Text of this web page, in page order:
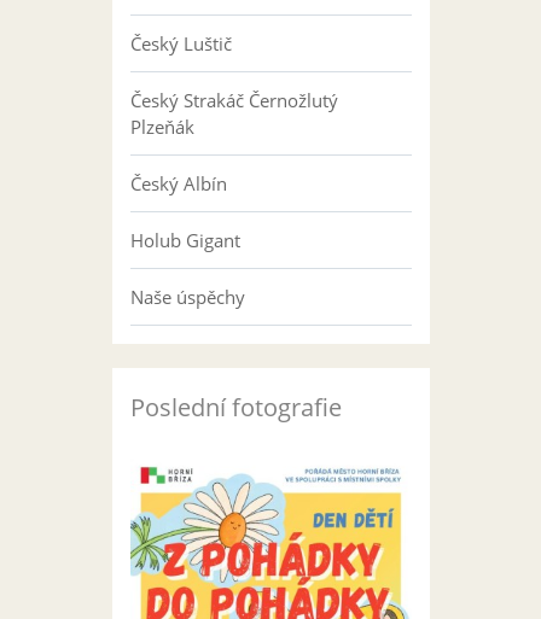
Český Luštič
Český Strakáč Černožlutý
Plzeňák
Český Albín
Holub Gigant
Naše úspěchy
Poslední fotografie